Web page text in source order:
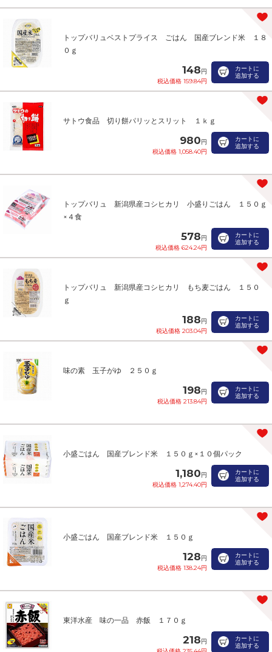
トップバリュベストプライス ごはん 国産ブレンド米 １８
０ｇ
148円
税込価格 159.84円
カートに
追加する
サトウ食品 切り餅パリッとスリット １ｋｇ
980円
税込価格 1,058.40円
カートに
追加する
トップバリュ 新潟県産コシヒカリ 小盛りごはん １５０ｇ
×４食
578円
税込価格 624.24円
カートに
追加する
トップバリュ 新潟県産コシヒカリ もち麦ごはん １５０
ｇ
188円
税込価格 203.04円
カートに
追加する
味の素 玉子がゆ ２５０ｇ
198円
税込価格 213.84円
カートに
追加する
小盛ごはん 国産ブレンド米 １５０ｇ×１０個パック
1,180円
税込価格 1,274.40円
カートに
追加する
小盛ごはん 国産ブレンド米 １５０ｇ
128円
税込価格 138.24円
カートに
追加する
東洋水産 味の一品 赤飯 １７０ｇ
218円
カートに
追加する